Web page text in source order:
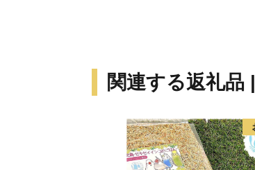
関連する返礼品